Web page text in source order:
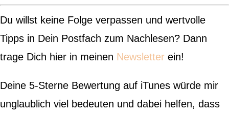
Du willst keine Folge verpassen und wertvolle
Tipps in Dein Postfach zum Nachlesen? Dann
trage Dich hier in meinen Newsletter ein!
Deine 5-Sterne Bewertung auf iTunes würde mir
unglaublich viel bedeuten und dabei helfen, dass